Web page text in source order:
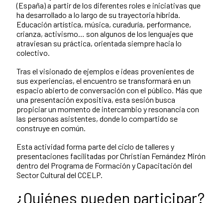
(España) a partir de los diferentes roles e iniciativas que
ha desarrollado a lo largo de su trayectoria híbrida.
Educación artística, música, curaduría, performance,
crianza, activismo… son algunos de los lenguajes que
atraviesan su práctica, orientada siempre hacia lo
colectivo.
Tras el visionado de ejemplos e ideas provenientes de
sus experiencias, el encuentro se transformará en un
espacio abierto de conversación con el público. Más que
una presentación expositiva, esta sesión busca
propiciar un momento de intercambio y resonancia con
las personas asistentes, donde lo compartido se
construye en común.
Esta actividad forma parte del ciclo de talleres y
presentaciones facilitadas por Christian Fernández Mirón
dentro del Programa de Formación y Capacitación del
Sector Cultural del CCELP.
¿Quiénes pueden participar?